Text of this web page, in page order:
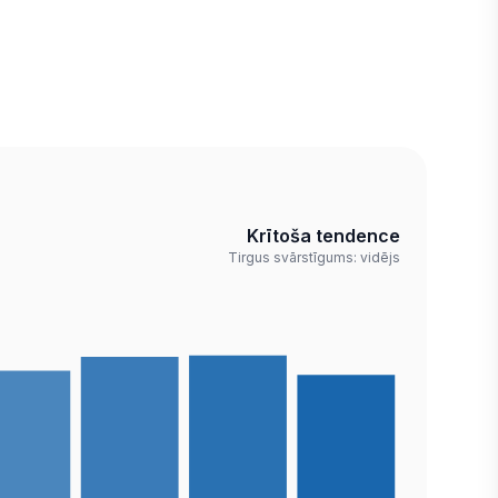
Krītoša tendence
Tirgus svārstīgums: vidējs